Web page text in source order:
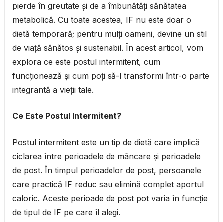
pierde în greutate și de a îmbunătăți sănătatea
metabolică. Cu toate acestea, IF nu este doar o
dietă temporară; pentru mulți oameni, devine un stil
de viață sănătos și sustenabil. În acest articol, vom
explora ce este postul intermitent, cum
funcționează și cum poți să-l transformi într-o parte
integrantă a vieții tale.
Ce Este Postul Intermitent?
Postul intermitent este un tip de dietă care implică
ciclarea între perioadele de mâncare și perioadele
de post. În timpul perioadelor de post, persoanele
care practică IF reduc sau elimină complet aportul
caloric. Aceste perioade de post pot varia în funcție
de tipul de IF pe care îl alegi.